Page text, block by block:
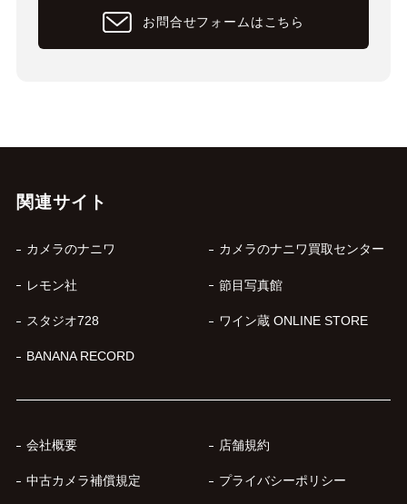
お問合せフォームはこちら
関連サイト
カメラのナニワ カメラのナニワ買取センター
レモン社 節目写真館
スタジオ728 ワイン蔵 ONLINE STORE
BANANA RECORD
会社概要 店舗規約
中古カメラ補償規定 プライバシーポリシー